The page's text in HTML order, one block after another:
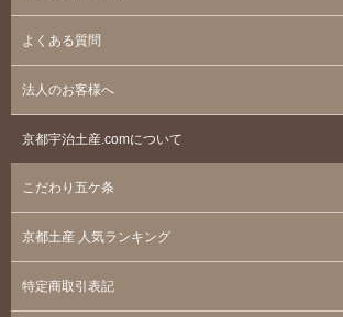
よくある質問
法人のお客様へ
京都宇治土産.comについて
こだわり五ケ条
京都土産 人気ランキング
特定商取引表記